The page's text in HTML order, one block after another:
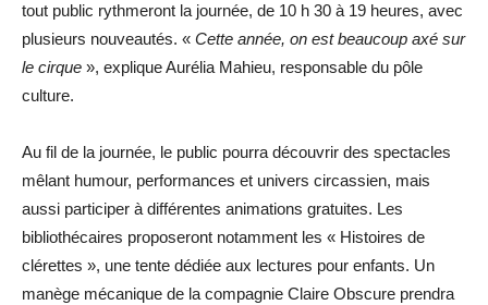
tout public rythmeront la journée, de 10 h 30 à 19 heures, avec
plusieurs nouveautés. « Cette année, on est beaucoup axé sur
le cirque », explique Aurélia Mahieu, responsable du pôle
culture.
Au fil de la journée, le public pourra découvrir des spectacles
mêlant humour, performances et univers circassien, mais
aussi participer à différentes animations gratuites. Les
bibliothécaires proposeront notamment les « Histoires de
clérettes », une tente dédiée aux lectures pour enfants. Un
manège mécanique de la compagnie Claire Obscure prendra